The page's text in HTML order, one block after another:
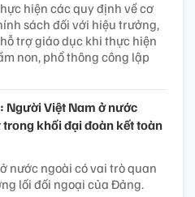
hiện các quy định về cơ
sách đối với hiệu trưởng,
trợ giáo dục khi thực hiện
non, phổ thông công lập
Người Việt Nam ở nước
khối đại đoàn kết toàn
nước ngoài có vai trò quan
lối đối ngoại của Đảng.